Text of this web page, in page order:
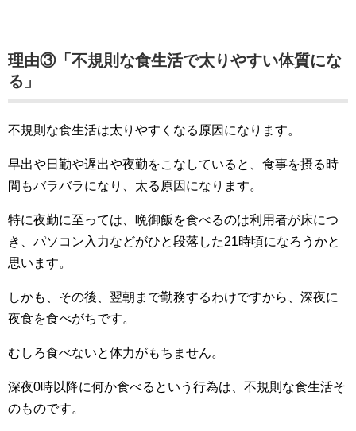
理由③「不規則な食生活で太りやすい体質にな
る」
不規則な食生活は太りやすくなる原因になります。
早出や日勤や遅出や夜勤をこなしていると、食事を摂る時
間もバラバラになり、太る原因になります。
特に夜勤に至っては、晩御飯を食べるのは利用者が床につ
き、パソコン入力などがひと段落した21時頃になろうかと
思います。
しかも、その後、翌朝まで勤務するわけですから、深夜に
夜食を食べがちです。
むしろ食べないと体力がもちません。
深夜0時以降に何か食べるという行為は、不規則な食生活そ
のものです。